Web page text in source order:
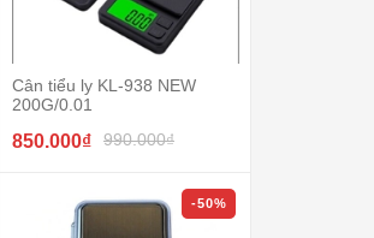
Cân tiểu ly KL-938 NEW
200G/0.01
850.000₫ 990.000₫
-50%